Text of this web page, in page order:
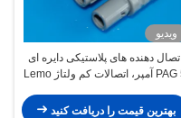
ویدیو
اتصال دهنده های پلاستیکی دایره ای
PAG 5 آمپر، اتصالات کم ولتاژ Lemo
بهترین قیمت را دریافت کنید